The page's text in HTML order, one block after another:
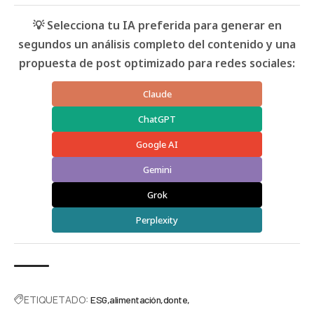
💡 Selecciona tu IA preferida para generar en
segundos un análisis completo del contenido y una
propuesta de post optimizado para redes sociales:
Claude
ChatGPT
Google AI
Gemini
Grok
Perplexity
ETIQUETADO: ESG alimentación donte